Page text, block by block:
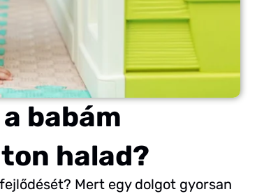
babám
halad?
Mert egy dolgot gyorsan